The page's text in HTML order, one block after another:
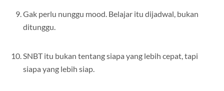
Gak perlu nunggu mood. Belajar itu dijadwal, bukan
ditunggu.
SNBT itu bukan tentang siapa yang lebih cepat, tapi
siapa yang lebih siap.